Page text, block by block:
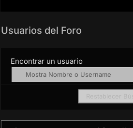
Usuarios del Foro
Encontrar un usuario